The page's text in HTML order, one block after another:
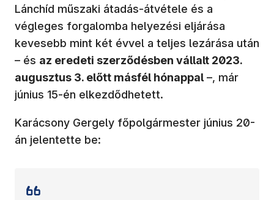
Lánchíd műszaki átadás-átvétele és a
végleges forgalomba helyezési eljárása
kevesebb mint két évvel a teljes lezárása után
– és az eredeti szerződésben vállalt 2023.
augusztus 3. előtt másfél hónappal –, már
június 15-én elkezdődhetett.
Karácsony Gergely főpolgármester június 20-
án jelentette be: